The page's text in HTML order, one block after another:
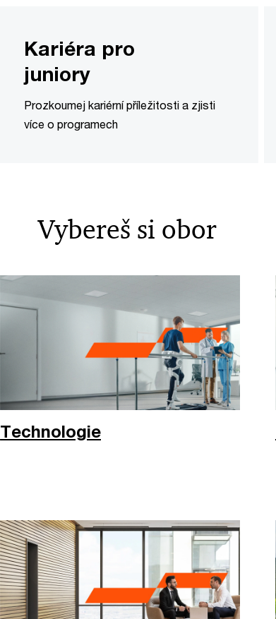
Kariéra pro
juniory
Prozkoumej kariérní příležitosti a zjisti
více o programech
Vybereš si obor
Technologie